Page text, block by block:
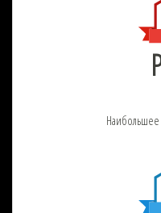
Наибольшее